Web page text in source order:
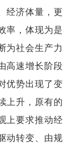
经济体量，更
率，体现为是
为社会生产力
高速增长阶段
优势出现了变
上升，原有的
上要求推动经
动转变、由规